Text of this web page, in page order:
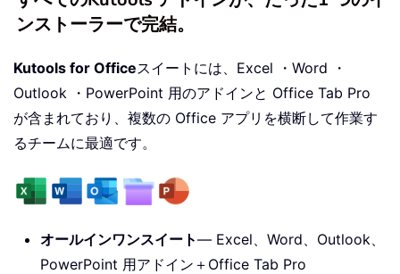
ンストーラーで完結。
Kutools for Officeスイートには、Excel ・Word ・
Outlook ・PowerPoint 用のアドインと Office Tab Pro
が含まれており、複数の Office アプリを横断して作業す
るチームに最適です。
オールインワンスイート— Excel、Word、Outlook、
PowerPoint 用アドイン＋Office Tab Pro